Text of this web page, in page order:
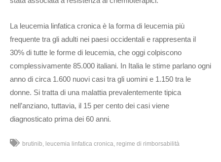
La leucemia linfatica cronica è la forma di leucemia più
frequente tra gli adulti nei paesi occidentali e rappresenta il
30% di tutte le forme di leucemia, che oggi colpiscono
complessivamente 85.000 italiani. In Italia le stime parlano ogni
anno di circa 1.600 nuovi casi tra gli uomini e 1.150 tra le
donne. Si tratta di una malattia prevalentemente tipica
nell’anziano, tuttavia, il 15 per cento dei casi viene
diagnosticato prima dei 60 anni.
brutinib leucemia linfatica cronica regime di rimborsabilità